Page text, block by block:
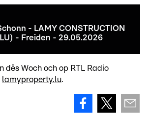
- LAMY CONSTRUCTION
- Freiden - 29.05.2026
dës Woch och op RTL Radio
lamyproperty.lu.